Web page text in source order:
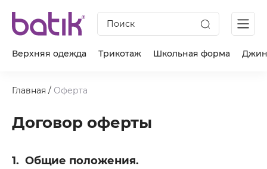
Поиск
Верхняя одежда Трикотаж Школьная форма
Главная / Оферта
Договор оферты
1. Общие положения.